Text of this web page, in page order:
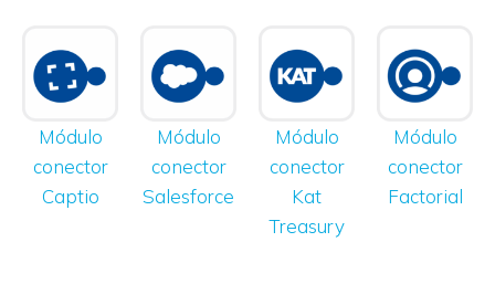
Módulo
conector
Captio
Módulo
conector
Salesforce
Módulo
conector
Kat
Treasury
Módulo
conector
Factorial